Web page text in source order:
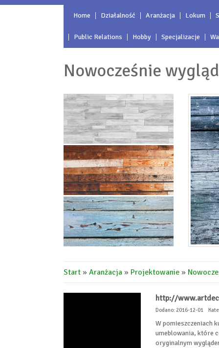
Home Działalność Aranżacja Lokum
Public Relations Hobby Specjalizacje
Nowocześnie
Start » Aranżacja » Projektowanie »
http://
Dodano: 2016-12-01
W pomieszczeniach
umeblowania, które
oryginalnym